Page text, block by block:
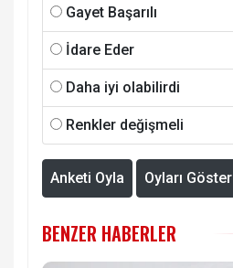
Gayet Başarılı
İdare Eder
Daha iyi olabilirdi
Renkler değişmeli
Anketi Oyla Oyları Göster
BENZER HABERLER